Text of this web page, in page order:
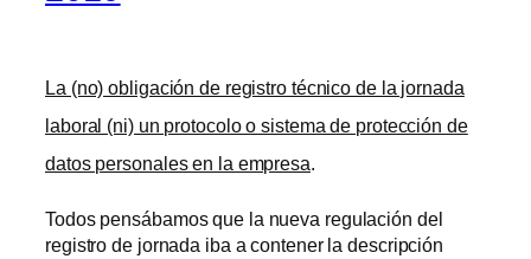
La (no) obligación de registro técnico de la jornada
laboral (ni) un protocolo o sistema de protección de
datos personales en la empresa.
Todos pensábamos que la nueva regulación del
registro de jornada iba a contener la descripción